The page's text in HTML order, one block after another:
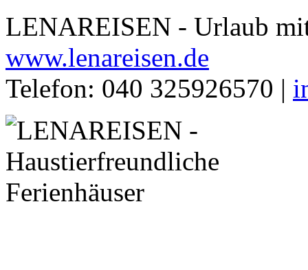
LENAREISEN - Urlaub
www.lenareisen.de
Telefon: 040 325926570 |